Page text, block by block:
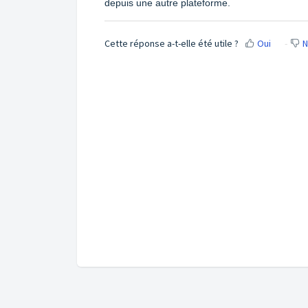
depuis une autre plateforme.
Cette réponse a-t-elle été utile ? Oui